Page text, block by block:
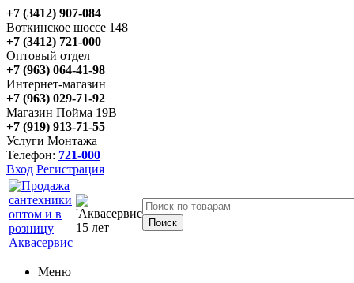
+7 (3412) 907-084
Воткинское шоссе 148
+7 (3412) 721-000
Оптовый отдел
+7 (963) 064-41-98
Интернет-магазин
+7 (963) 029-71-92
Магазин Пойма 19В
+7 (919) 913-71-55
Услуги Монтажа
Телефон: 721-000
Вход Регистрация
Меню